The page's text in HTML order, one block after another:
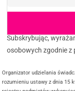
Subskrybując,
osobowych zgodnie z
Organizator udzielania
rozumieniu ustawy z dnia 15